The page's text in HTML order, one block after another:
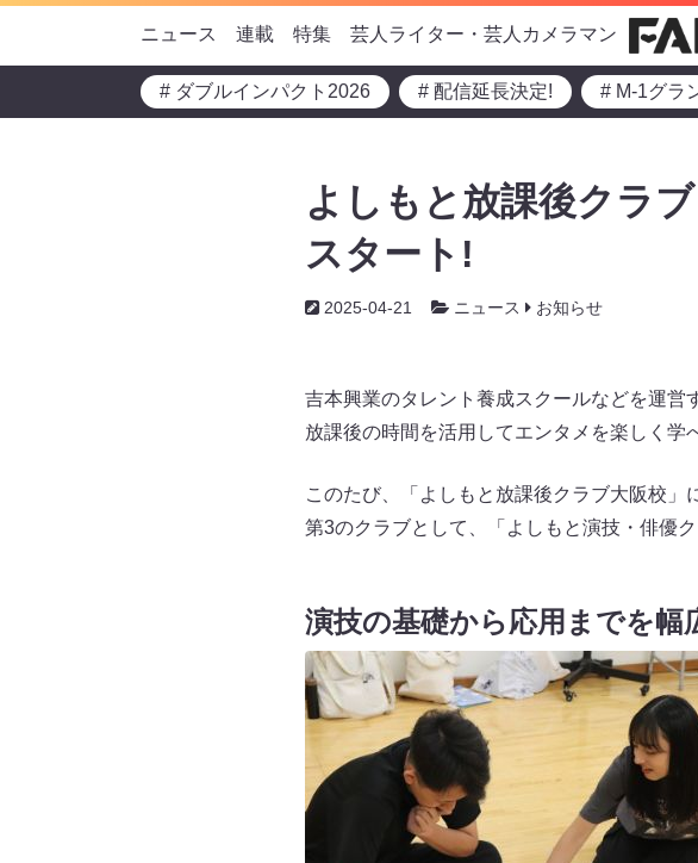
ニュース 連載 特集 芸人ライター・芸人カメラマン
# ダブルインパクト2026 # 配信延長決定! # M-1グラ
よしもと放課後クラ
スタート!
2025-04-21 ニュース お知らせ
吉本興業のタレント養成スクールなどを運営
放課後の時間を活用してエンタメを楽しく学
このたび、「よしもと放課後クラブ大阪校」
第3のクラブとして、「よしもと演技・俳優
演技の基礎から応用までを幅